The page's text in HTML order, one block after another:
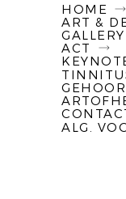
HOME
GALLERY
ACT